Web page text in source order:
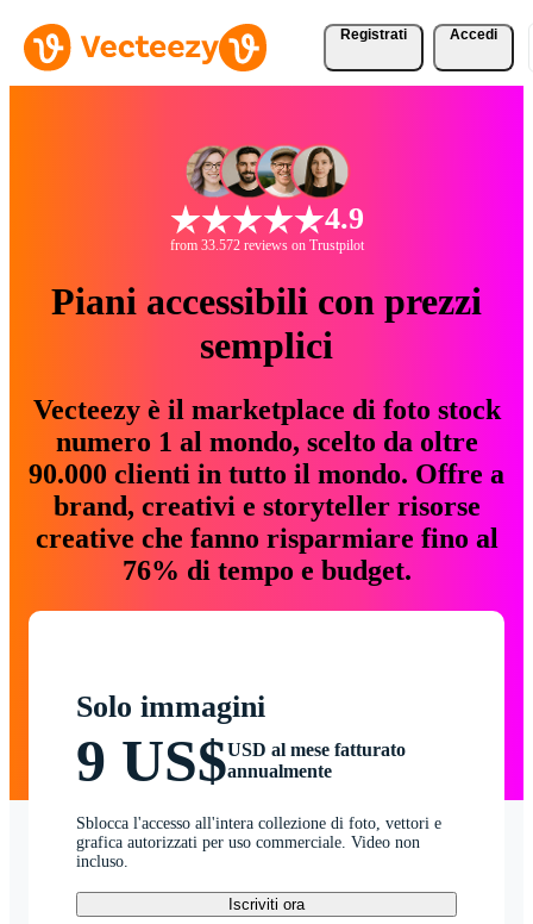
Registrati Accedi
4.9
from 33.572 reviews on Trustpilot
Piani accessibili con prezzi
semplici
Vecteezy è il marketplace di foto stock
numero 1 al mondo, scelto da oltre
90.000 clienti in tutto il mondo. Offre a
brand, creativi e storyteller risorse
creative che fanno risparmiare fino al
76% di tempo e budget.
Solo immagini
9 US$USD al mese fatturato
annualmente
Sblocca l'accesso all'intera collezione di foto, vettori e
grafica autorizzati per uso commerciale. Video non
incluso.
Iscriviti ora